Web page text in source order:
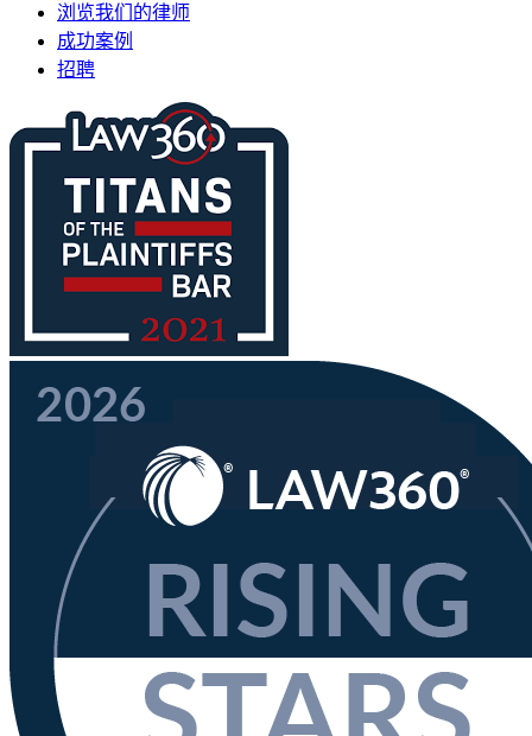
浏览我们的律师
成功案例
招聘